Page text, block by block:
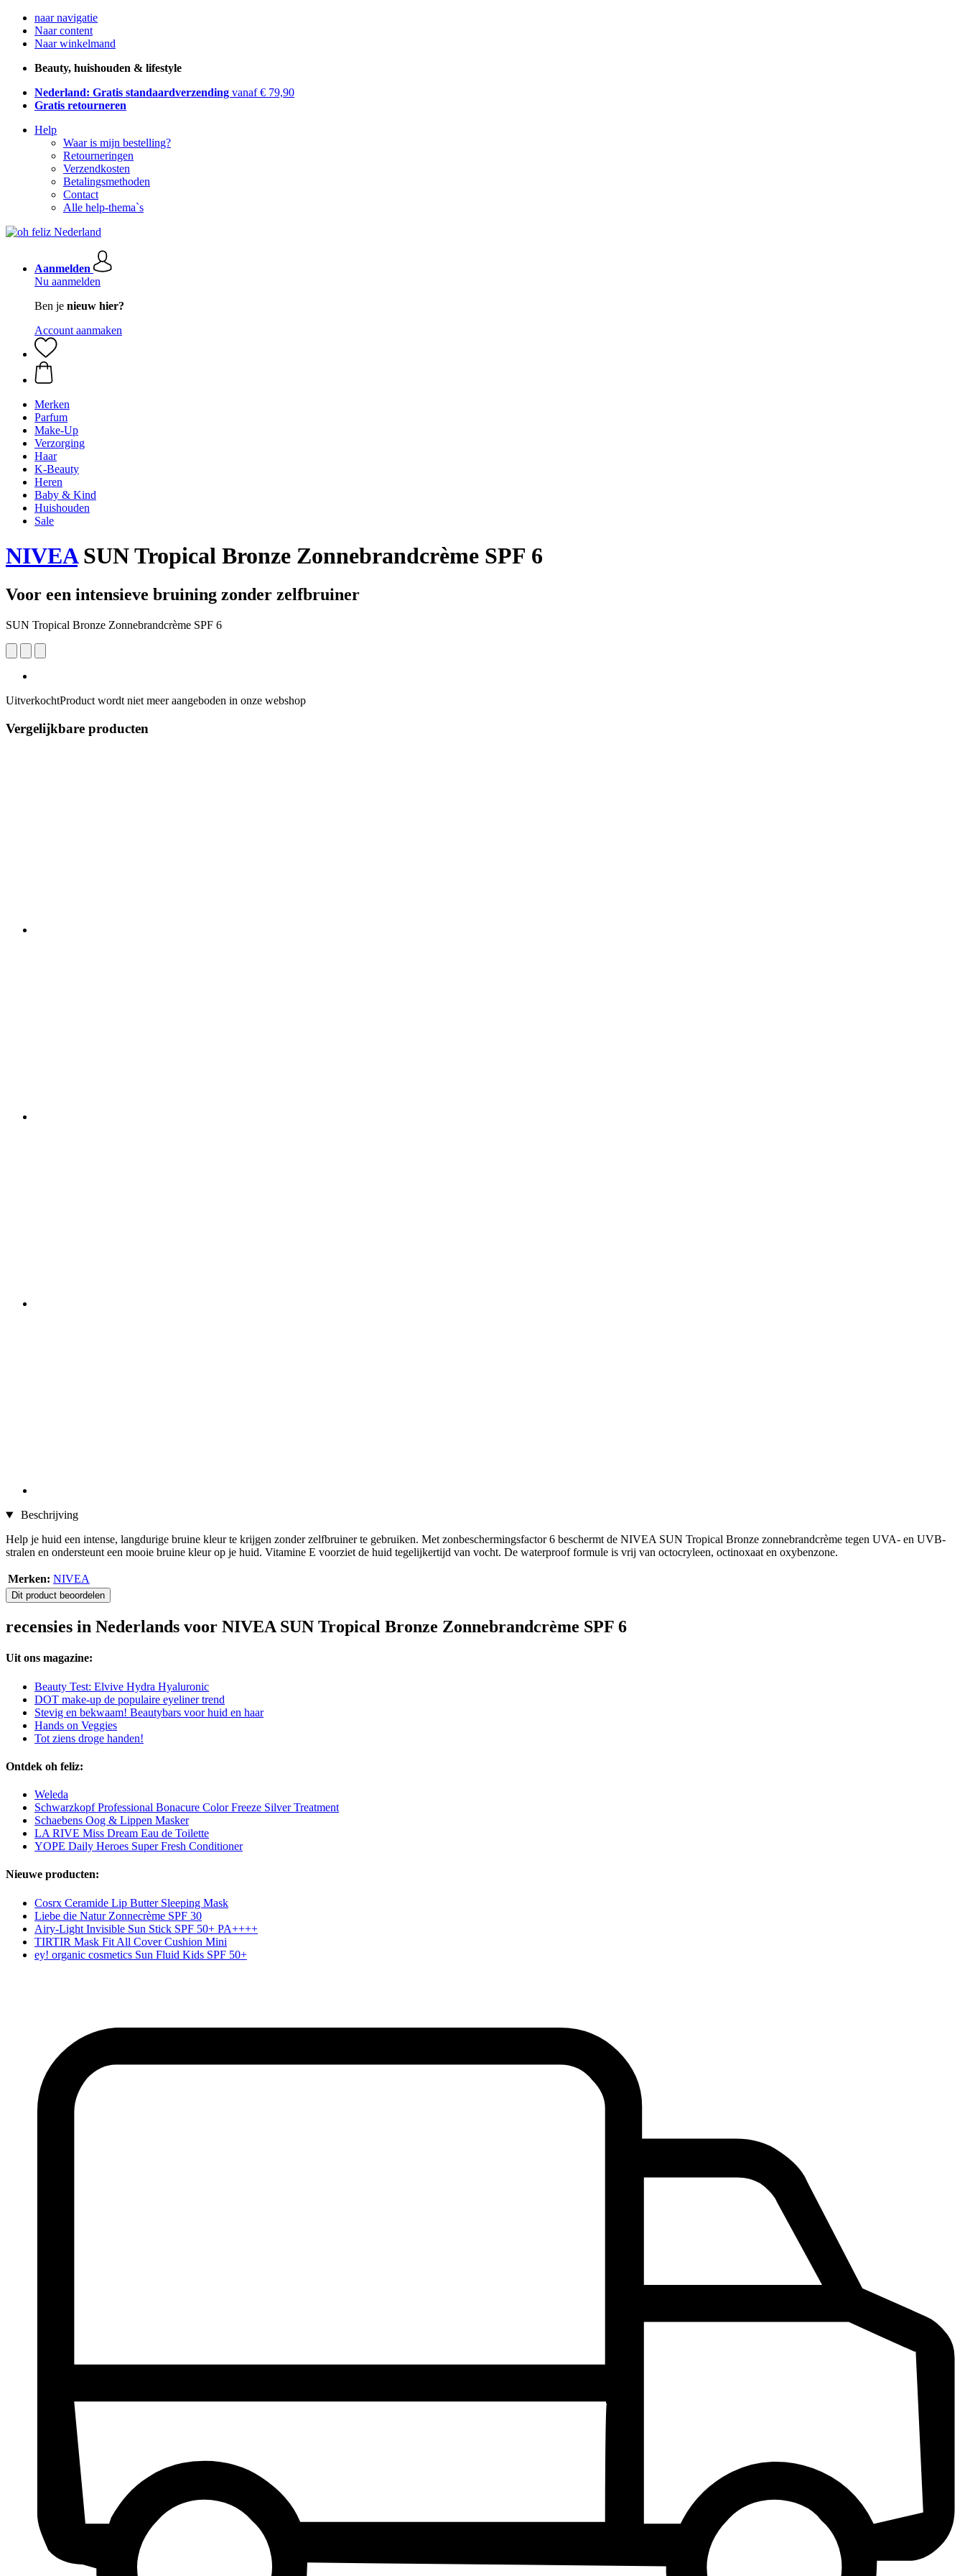
naar navigatie
Naar content
Naar winkelmand
Beauty, huishouden & lifestyle
Nederland: Gratis standaardverzending vanaf € 79,90
Gratis retourneren
Help
Waar is mijn bestelling?
Retourneringen
Verzendkosten
Betalingsmethoden
Contact
Alle help-thema`s
Aanmelden
Nu aanmelden
Ben je nieuw hier?
Account aanmaken
Merken
Parfum
Make-Up
Verzorging
Haar
K-Beauty
Heren
Baby & Kind
Huishouden
Sale
NIVEASUN Tropical Bronze Zonnebrandcrème SPF 6
Voor een intensieve bruining zonder zelfbruiner
SUN Tropical Bronze Zonnebrandcrème SPF 6
UitverkochtProduct wordt niet meer aangeboden in onze webshop
Vergelijkbare producten
Beschrijving
Help je huid een intense, langdurige bruine kleur te krijgen zonder zelfbruiner te gebruiken. Met zonbeschermingsfactor 6 beschermt de NIVEA SUN Tropical Bronze zonnebrandcrème tegen UVA- en UVB-
stralen en ondersteunt een mooie bruine kleur op je huid. Vitamine E voorziet de huid tegelijkertijd van vocht. De waterproof formule is vrij van octocryleen, octinoxaat en oxybenzone.
Merken: NIVEA
Dit product beoordelen
recensies in Nederlands voor NIVEA SUN Tropical Bronze Zonnebrandcrème SPF 6
Uit ons magazine:
Beauty Test: Elvive Hydra Hyaluronic
DOT make-up de populaire eyeliner trend
Stevig en bekwaam! Beautybars voor huid en haar
Hands on Veggies
Tot ziens droge handen!
Ontdek oh feliz:
Weleda
Schwarzkopf Professional Bonacure Color Freeze Silver Treatment
Schaebens Oog & Lippen Masker
LA RIVE Miss Dream Eau de Toilette
YOPE Daily Heroes Super Fresh Conditioner
Nieuwe producten:
Cosrx Ceramide Lip Butter Sleeping Mask
Liebe die Natur Zonnecrème SPF 30
Airy-Light Invisible Sun Stick SPF 50+ PA++++
TIRTIR Mask Fit All Cover Cushion Mini
ey! organic cosmetics Sun Fluid Kids SPF 50+